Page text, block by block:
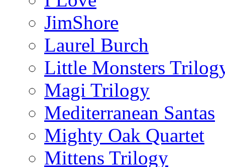
JimShore
Laurel Burch
Little Monsters
Magi Trilogy
Mediterranean Santas
Mighty Oak Quartet
Mittens Trilogy